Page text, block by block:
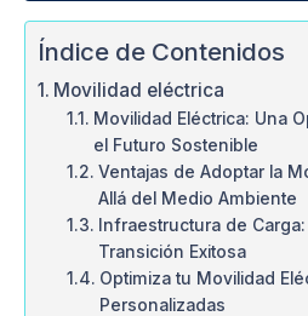
Índice de Contenidos
Movilidad eléctrica
Movilidad Eléctrica: Una
el Futuro Sostenible
Ventajas de Adoptar la
Allá del Medio Ambiente
Infraestructura de
Transición Exitosa
Optimiza tu Movilidad
Personalizadas